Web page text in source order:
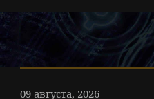
09 августа, 2026